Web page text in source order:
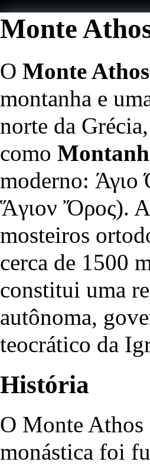
Monte
O Monte Athos
montanha e
norte da
como
moderno: Άγιο
Ἅγιον Ὄρος).
mosteiros
cerca de 1500
constitui uma
autônoma,
teocrático da
História
O Monte Athos
monástica foi